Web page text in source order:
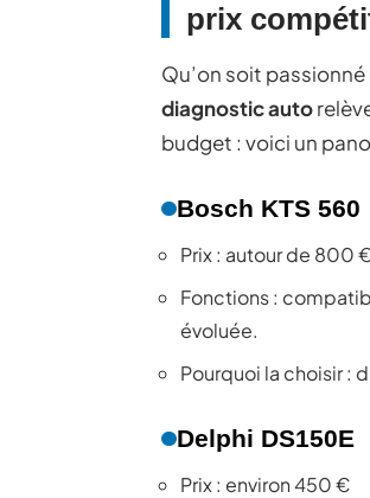
prix
Qu’on soit
diagnostic auto
budget : voici un
Bosch KTS 560
Prix : autour de 800
Fonctions :
évoluée.
Pourquoi la choisir :
Delphi DS150E
Prix : environ 450 €